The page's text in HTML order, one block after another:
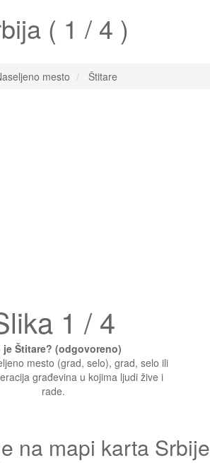
( 1 / 4 )
mesto Štitare
1 / 4
je Štitare? (odgovoreno)
mesto (grad, selo), grad, selo ili
građevina u kojima ljudi žive i
rade.
na mapi karta Srbije